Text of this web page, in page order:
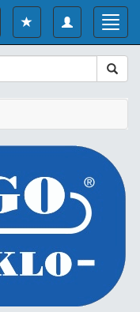
Toggle
navigation